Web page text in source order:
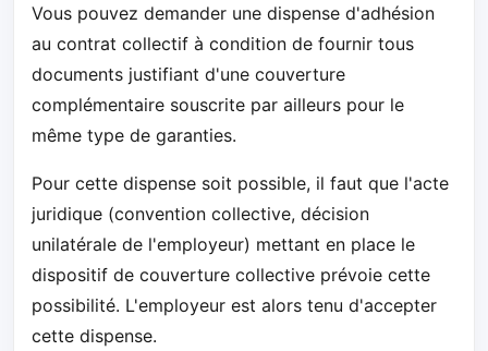
Vous pouvez demander une dispense d'adhésion
au contrat collectif à condition de fournir tous
documents justifiant d'une couverture
complémentaire souscrite par ailleurs pour le
même type de garanties.
Pour cette dispense soit possible, il faut que l'acte
juridique (convention collective, décision
unilatérale de l'employeur) mettant en place le
dispositif de couverture collective prévoie cette
possibilité. L'employeur est alors tenu d'accepter
cette dispense.